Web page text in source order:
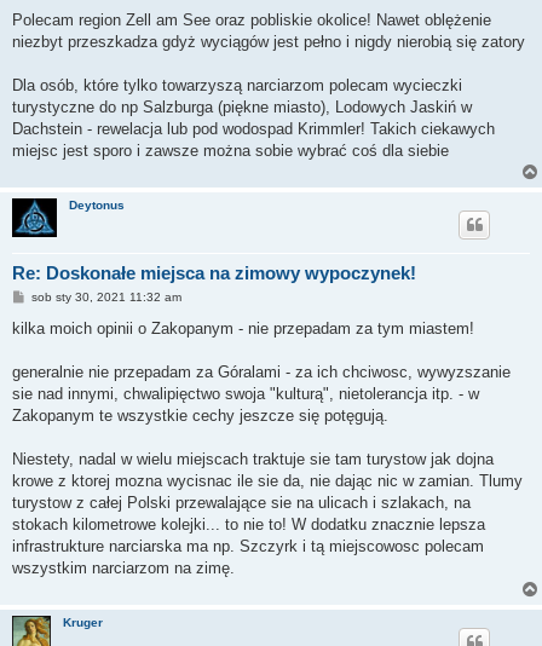
Polecam region Zell am See oraz pobliskie okolice! Nawet oblężenie
niezbyt przeszkadza gdyż wyciągów jest pełno i nigdy nierobią się zatory
Dla osób, które tylko towarzyszą narciarzom polecam wycieczki
turystyczne do np Salzburga (piękne miasto), Lodowych Jaskiń w
Dachstein - rewelacja lub pod wodospad Krimmler! Takich ciekawych
miejsc jest sporo i zawsze można sobie wybrać coś dla siebie
Deytonus
Re: Doskonałe miejsca na zimowy wypoczynek!
P
s
sob sty 30, 2021 11:32 am
kilka moich opinii o Zakopanym - nie przepadam za tym miastem!
generalnie nie przepadam za Góralami - za ich chciwosc, wywyzszanie
sie nad innymi, chwalipięctwo swoja "kulturą", nietolerancja itp. - w
Zakopanym te wszystkie cechy jeszcze się potęgują.
Niestety, nadal w wielu miejscach traktuje sie tam turystow jak dojna
krowe z ktorej mozna wycisnac ile sie da, nie dając nic w zamian. Tlumy
turystow z całej Polski przewalające sie na ulicach i szlakach, na
stokach kilometrowe kolejki... to nie to! W dodatku znacznie lepsza
infrastrukture narciarska ma np. Szczyrk i tą miejscowosc polecam
wszystkim narciarzom na zimę.
Kruger